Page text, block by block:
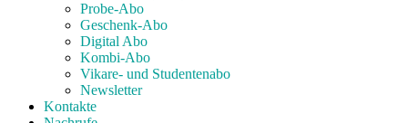
Probe-Abo
Geschenk-Abo
Digital Abo
Kombi-Abo
Vikare- und Studentenabo
Newsletter
Kontakte